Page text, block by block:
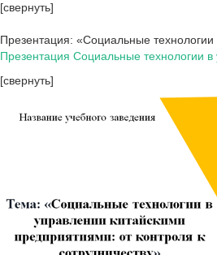
[свернуть]
Презентация: «Социальные технологии
Презентация Социальные технологии
[свернуть]